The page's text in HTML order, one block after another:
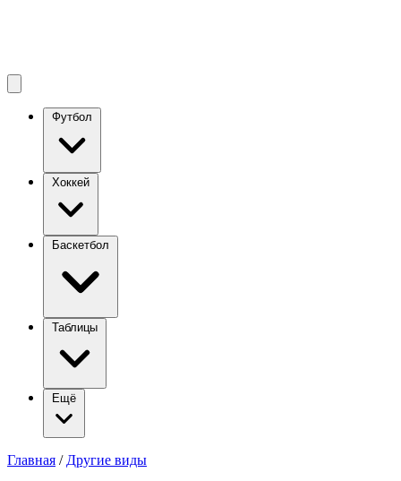
Футбол
Хоккей
Баскетбол
Таблицы
Ещё
Главная / Другие виды